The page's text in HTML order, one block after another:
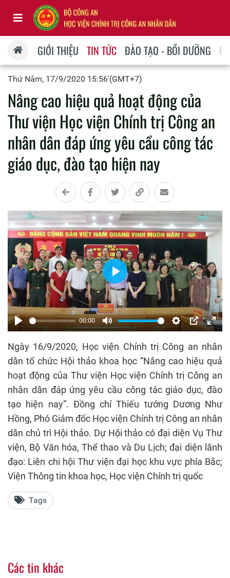
GIỚI THIỆU TIN TỨC ĐÀO TẠO - BỒI DƯỠNG
Thứ Năm, 17/9/2020 15:56'(GMT+7)
Nâng cao hiệu quả hoạt động của
Thư viện Học viện Chính trị Công an
nhân dân đáp ứng yêu cầu công tác
giáo dục, đào tạo hiện nay
Play
00:00
Mute Settings
PIP Enter
Play
Ngày 16/9/2020, Học viện Chính trị Công an nhân
dân tổ chức Hội thảo khoa học “Nâng cao hiệu quả
hoạt động của Thư viện Học viện Chính trị Công an
nhân dân đáp ứng yêu cầu công tác giáo dục, đào
tạo hiện nay”. Đồng chí Thiếu tướng Dương Như
Hồng, Phó Giám đốc Học viện Chính trị Công an nhân
dân chủ trì Hội thảo. Dự Hội thảo có đại diện Vụ Thư
viện, Bộ Văn hóa, Thể thao và Du Lịch; đại diện lãnh
đạo: Liên chi hội Thư viện đại học khu vực phía Bắc;
Viện Thông tin khoa học, Học viện Chính trị quốc
Tags
Các tin khác